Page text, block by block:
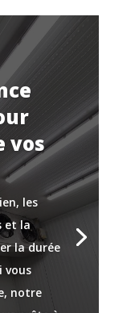
vos
les
et la
la durée
vous
notre